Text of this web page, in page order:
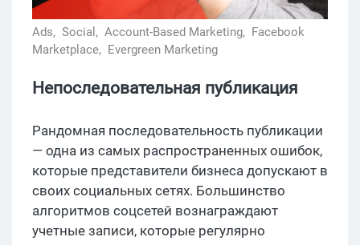
Ads, Social, Account-Based Marketing, Facebook
Marketplace, Evergreen Marketing
Непоследовательная публикация
Рандомная последовательность публикации
— одна из самых распространенных ошибок,
которые представители бизнеса допускают в
своих социальных сетях. Большинство
алгоритмов соцсетей вознаграждают
учетные записи, которые регулярно